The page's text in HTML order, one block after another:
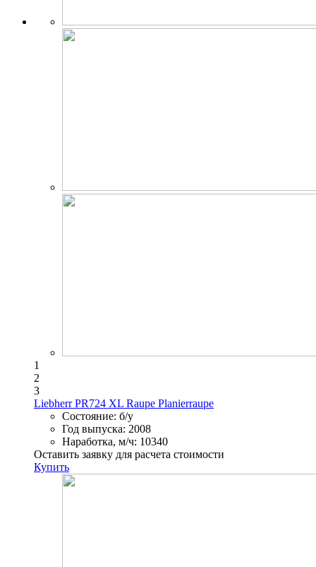
1
2
3
Liebherr PR724 XL Raupe Planierraupe
Состояние: б/у
Год выпуска: 2008
Наработка, м/ч: 10340
Оставить заявку для расчета стоимости
Купить